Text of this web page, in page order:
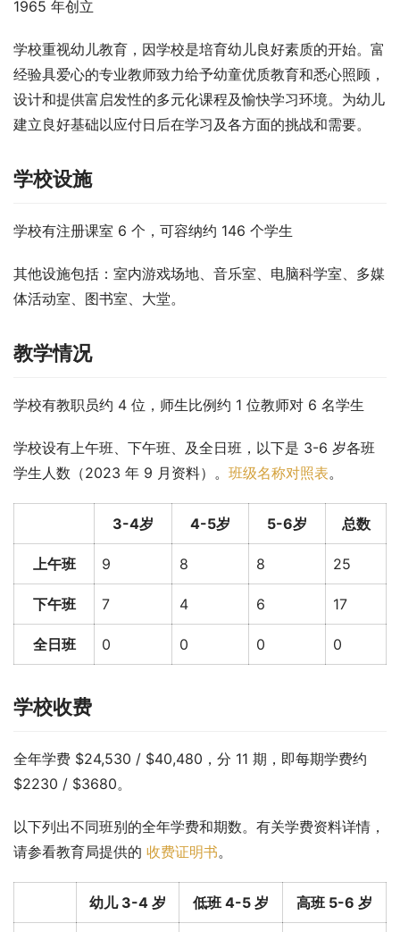
1965 年创立
学校重视幼儿教育，因学校是培育幼儿良好素质的开始。富
经验具爱心的专业教师致力给予幼童优质教育和悉心照顾，
设计和提供富启发性的多元化课程及愉快学习环境。为幼儿
建立良好基础以应付日后在学习及各方面的挑战和需要。
学校设施
学校有注册课室 6 个，可容纳约 146 个学生
其他设施包括：室内游戏场地、音乐室、电脑科学室、多媒
体活动室、图书室、大堂。
教学情况
学校有教职员约 4 位，师生比例约 1 位教师对 6 名学生
学校设有上午班、下午班、及全日班，以下是 3-6 岁各班
学生人数（2023 年 9 月资料）。 班级名称对照表。
3-4岁 4-5岁 5-6岁 总数
上午班 9 8 8 25
下午班 7 4 6 17
全日班 0 0 0 0
学校收费
全年学费 $24,530 / $40,480，分 11 期，即每期学费约
$2230 / $3680。
以下列出不同班别的全年学费和期数。有关学费资料详情，
请参看教育局提供的 收费证明书。
幼儿 3-4 岁 低班 4-5 岁 高班 5-6 岁